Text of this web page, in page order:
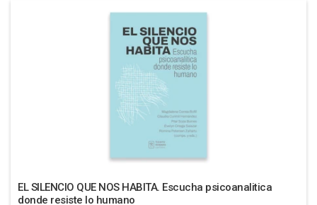
EL SILENCIO QUE NOS HABITA. Escucha psicoanalitica
donde resiste lo humano